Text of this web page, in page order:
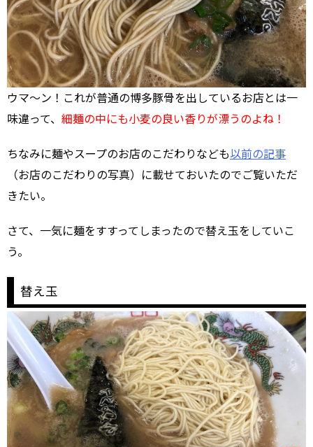
ウマ～ン！これが普通の博多豚骨を出しているお店とは一
味違って、 細麺の中にも小麦の良い香りが漂うのよね！
ちなみに麺やスープのお店のこだわりなども以前の記事
（お店のこだわりの写真）に載せておいたのでご覧いただ
きたい。
さて、一気に麺をすすってしまったので替え玉をしていこ
う。
替え玉